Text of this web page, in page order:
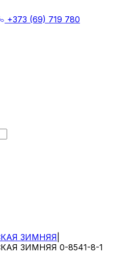
+373 (69) 719 780
ЗИМНЯЯ
ЗИМНЯЯ 0-8541-8-1